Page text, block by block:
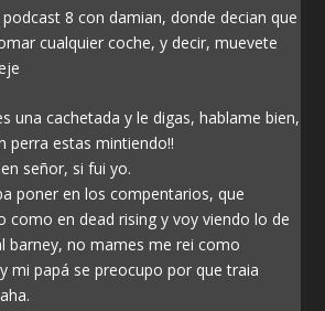
8 con damian, donde decian que
cualquier coche, y decir, muevete
una cachetada y le digas, hablame bien,
perra estas mintiendo!!
señor, si fui yo.
poner en los compentarios, que
como en dead rising y voy viendo lo de
barney, no mames me rei como
mi papá se preocupo por que traia